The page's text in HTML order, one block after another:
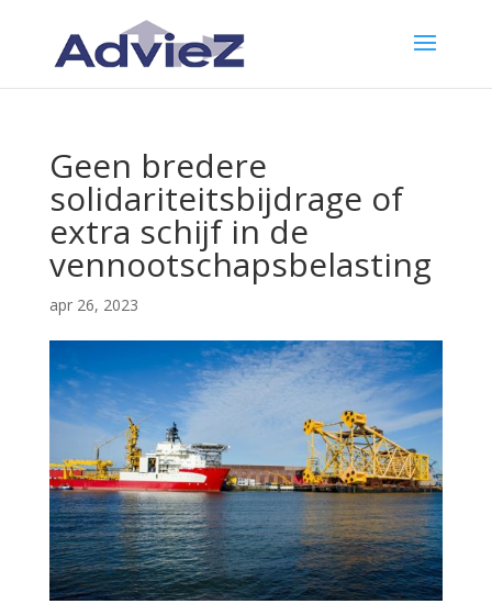
Geen bredere
solidariteitsbijdrage of
extra schijf in de
vennootschapsbelasting
apr 26, 2023